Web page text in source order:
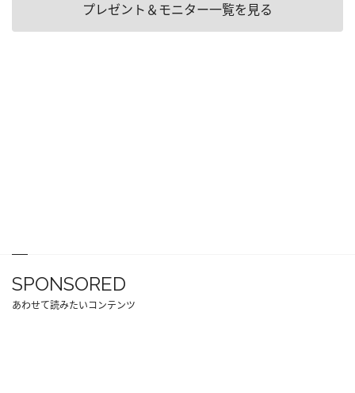
プレゼント＆モニター一覧を見る
SPONSORED
あわせて読みたいコンテンツ